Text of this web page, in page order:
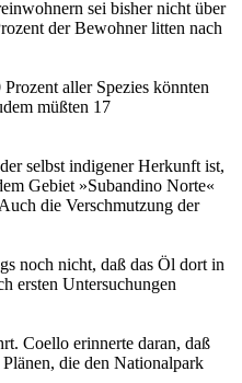
sei bisher nicht über
der Bewohner litten nach
aller Spezies könnten
müßten 17
selbst indigener Herkunft ist,
Gebiet »Subandino Norte«
die Verschmutzung der
noch nicht, daß das Öl dort in
ersten Untersuchungen
Coello erinnerte daran, daß
die den Nationalpark